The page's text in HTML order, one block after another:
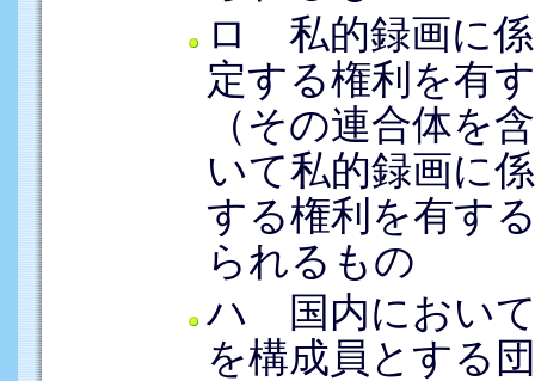
ロ 私的録画に
定する権利を有
（その連合体を
いて私的録画に
する権利を有す
られるもの
ハ 国内において
を構成員とする